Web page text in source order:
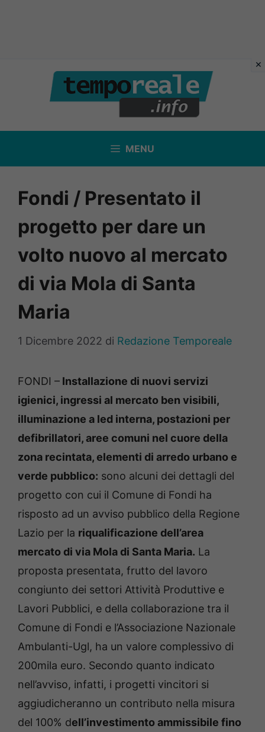
contenuto
MENU
Fondi / Presentato il
progetto per dare un
volto nuovo al mercato
di via Mola di Santa
Maria
1 Dicembre 2022 di Redazione Temporeale
FONDI – Installazione di nuovi servizi
igienici, ingressi al mercato ben visibili,
illuminazione a led interna, postazioni per
defibrillatori, aree comuni nel cuore della
zona recintata, elementi di arredo urbano e
verde pubblico: sono alcuni dei dettagli del
progetto con cui il Comune di Fondi ha
risposto ad un avviso pubblico della Regione
Lazio per la riqualificazione dell’area
mercato di via Mola di Santa Maria. La
proposta presentata, frutto del lavoro
congiunto dei settori Attività Produttive e
Lavori Pubblici, e della collaborazione tra il
Comune di Fondi e l’Associazione Nazionale
Ambulanti-Ugl, ha un valore complessivo di
200mila euro. Secondo quanto indicato
nell’avviso, infatti, i progetti vincitori si
aggiudicheranno un contributo nella misura
del 100% dell’investimento ammissibile fino